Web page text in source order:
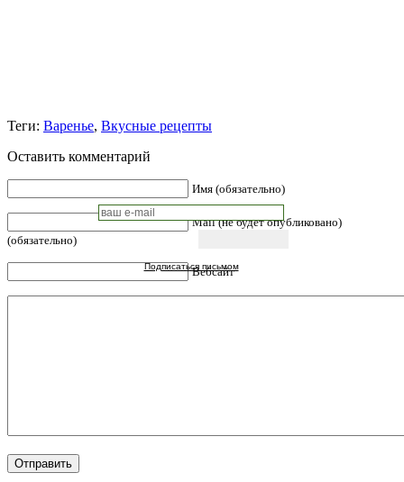
Подписаться письмом
Теги: Варенье, Вкусные рецепты
Оставить комментарий
Имя (обязательно)
Mail (не будет опубликовано)
(обязательно)
Вебсайт